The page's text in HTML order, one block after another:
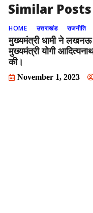
Similar Posts
HOME उत्तराखंड राजनीति
मुख्यमंत्री धामी ने
मुख्यमंत्री योगी
की।
November 1, 2023